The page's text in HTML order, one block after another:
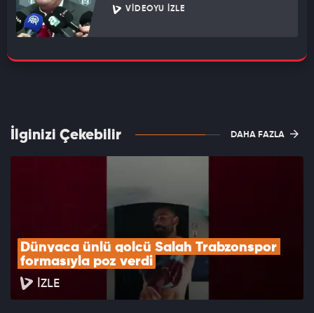
VIDEOYU İZLE
İlginizi Çekebilir DAHA FAZLA
Dünyaca ünlü golcü Salah Trabzonspor
formasıyla poz verdi
İZLE